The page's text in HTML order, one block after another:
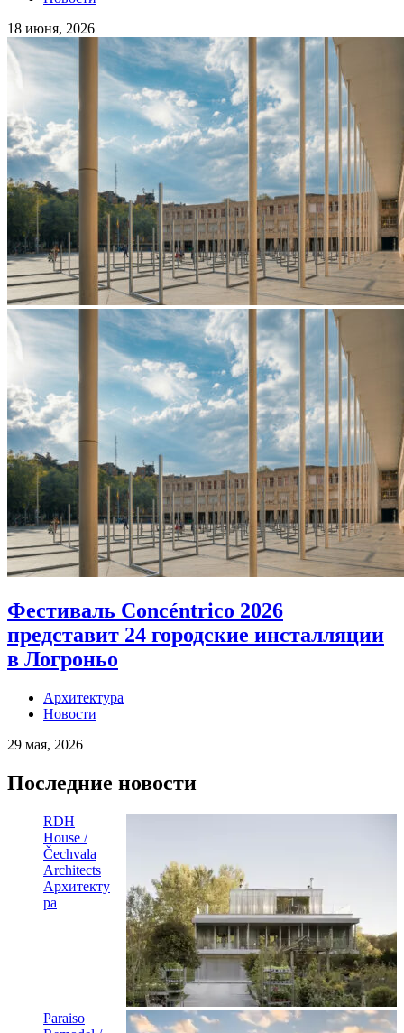
18 июня, 2026
Фестиваль Concéntrico 2026
представит 24 городские инсталляции
в Логроньо
Архитектура
Новости
29 мая, 2026
Последние новости
RDH
House /
Čechvala
Architects
Архитекту
ра
Paraiso